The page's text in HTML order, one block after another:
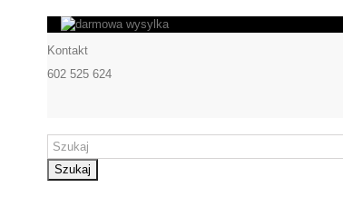
Kontakt
602 525 624
Szukaj